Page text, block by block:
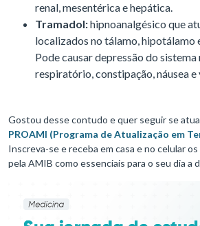
renal, mesentérica e hepática.
Tramadol:hipnoanalgésico que
localizados no tálamo, hipotálamo
Pode causar depressão do
respiratório, constipação, náusea
Gostou desse contudo e quer seguir se
PROAMI (Programa de Atualização em
Inscreva-se e receba em casa e no celular
pela AMIB como essenciais para o seu dia a